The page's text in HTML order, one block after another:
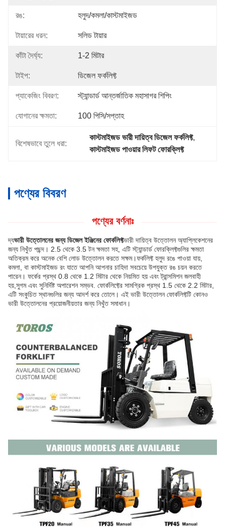
রঙ: হলুদ/কমলা/কাস্টমাইজড
টায়ারের ধরন: সলিড টায়ার
কাঁটা দৈর্ঘ্য: 1-2 মিটার
টাইপ: ডিজেল ফর্কলিফ্ট
প্যাকেজিং বিবরণ: স্ট্যান্ডার্ড আন্তর্জাতিক মহাসাগর শিপিং
যোগানের ক্ষমতা: 100 পিসি/সপ্তাহ
বিশেষভাবে তুলে ধরা:
কাস্টমাইজড ভারী দায়িত্ব ডিজেল ফর্কলিফ্ট,
কাস্টমাইজড পাওয়ার লিফট ফোরক্লিফ্ট
পণ্যের বিবরণ
পণ্যের বর্ণনাঃ
দ্যভারী উত্তোলনের জন্য ডিজেল ইঞ্জিনের ফোর্কলিফ্টভারী দায়িত্ব উত্তোলন অ্যাপ্লিকেশনের
জন্য নিখুঁত পছন্দ। 2.5 থেকে 3.5 টন ক্ষমতা সহ, এটি স্ট্যান্ডার্ড ফোরক্লিফ্টগুলির ক্ষমতা
অতিক্রম করে অনেক বেশি লোড উত্তোলন করতে সক্ষম।ফর্কলিফ্ট হলুদ রঙে পাওয়া যায়,
কমলা, বা কাস্টমাইজড রং যাতে আপনি আপনার চাহিদা সবচেয়ে উপযুক্ত রঙ চয়ন করতে
পারেন। ফর্কের প্রস্থ 0.8 থেকে 1.2 মিটার থেকে নিয়মিত হয় এবং ট্রান্সমিশন জলবাহী
হয়,সুগম এবং সুনির্দিষ্ট অপারেশন সম্ভব. ফোর্কলিফ্টের সামগ্রিক প্রস্থ 1.5 থেকে 2.2 মিটার,
এটি সংকুচিত স্থানগুলির জন্য আদর্শ করে তোলে। এই ভারী উত্তোলন ফোর্কলিফ্টটি কোনও
ভারী উত্তোলনের প্রয়োজনীয়তার জন্য নিখুঁত সমাধান।